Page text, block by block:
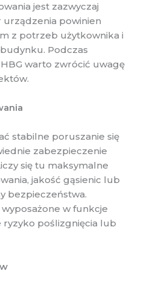
jest zazwyczaj
urządzenia powinien
z potrzeb użytkownika i
Podczas
warto zwrócić uwagę
stabilne poruszanie się
zabezpieczenie
się tu maksymalne
jakość gąsienic lub
bezpieczeństwa.
w funkcje
poślizgnięcia lub